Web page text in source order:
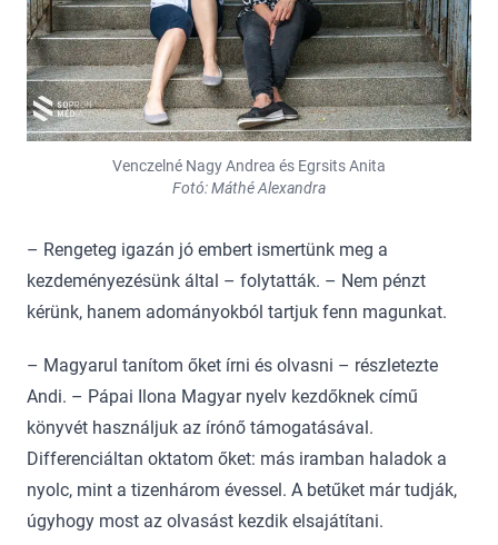
Venczelné Nagy Andrea és Egrsits Anita
Fotó: Máthé Alexandra
– Rengeteg igazán jó embert ismertünk meg a
kezdeményezésünk által – folytatták. – Nem pénzt
kérünk, hanem adományokból tartjuk fenn magunkat.
– Magyarul tanítom őket írni és olvasni – részletezte
Andi. – Pápai Ilona Magyar nyelv kezdőknek című
könyvét használjuk az írónő támogatásával.
Differenciáltan oktatom őket: más iramban haladok a
nyolc, mint a tizenhárom évessel. A betűket már tudják,
úgyhogy most az olvasást kezdik elsajátítani.